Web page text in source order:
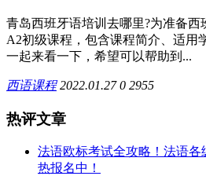
青岛西班牙语培训去哪里?为准备西
A2初级课程，包含课程简介、适用
一起来看一下，希望可以帮助到...
西语课程 2022.01.27 0 2955
热评文章
法语欧标考试全攻略！法语各
热报名中！